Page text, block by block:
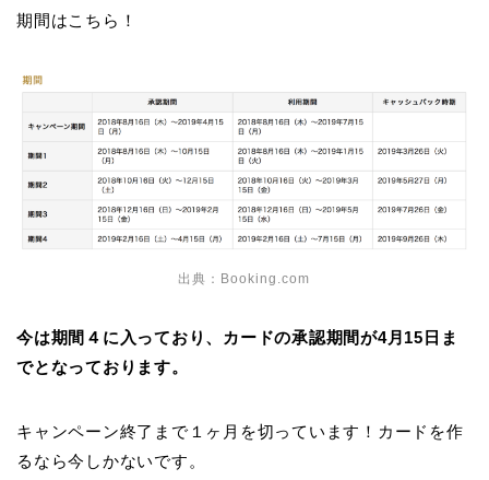
期間はこちら！
出典：Booking.com
今は期間４に入っており、カードの承認期間が4月15日ま
でとなっております。
キャンペーン終了まで１ヶ月を切っています！カードを作
るなら今しかないです。